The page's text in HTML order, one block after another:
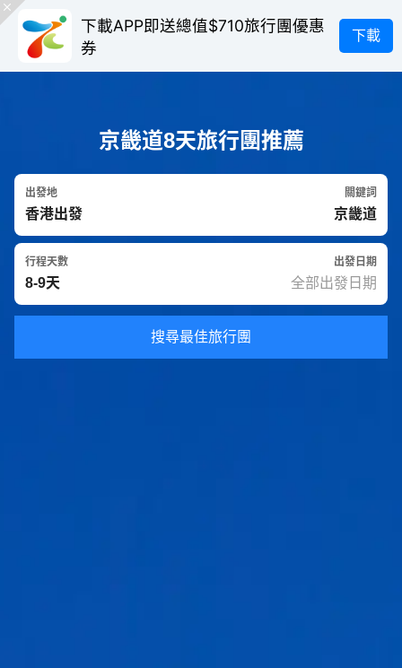
下載APP即送總值$710旅行團優惠
券
下載
京畿道8天旅行團推薦
出發地 關鍵詞
出發日期
行程天數
搜尋最佳旅行團